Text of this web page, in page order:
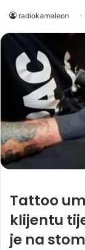
radiokameleon
Tattoo
klijentu
je na